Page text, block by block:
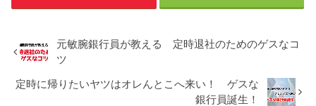
元敏腕銀行員が教える 定時退社のためのゲスなコ
ツ
定時に帰りたいヤツはオレんとこへ来い！ ゲスな
銀行員誕生！